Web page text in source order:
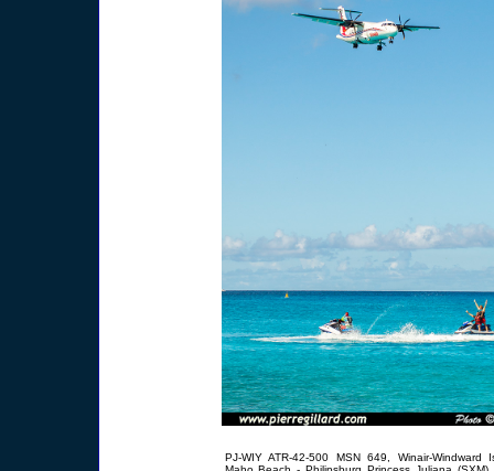
PJ-WIY ATR-42-500 MSN 649, Winair-Windward